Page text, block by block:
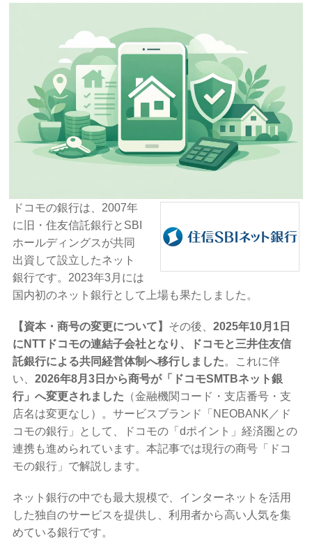
ドコモの銀行は、2007年
に旧・住友信託銀行とSBI
ホールディングスが共同
出資して設立したネット
銀行です。2023年3月には
国内初のネット銀行として上場も果たしました。
【資本・商号の変更について】 その後、2025年10月1日
にNTTドコモの連結子会社となり、ドコモと三井住友信
託銀行による共同経営体制へ移行しました。これに伴
い、2026年8月3日から商号が「ドコモSMTBネット銀
行」へ変更されました （金融機関コード・支店番号・支
店名は変更なし）。サービスブランド「NEOBANK／ド
コモの銀行」として、ドコモの「dポイント」経済圏との
連携も進められています。本記事では現行の商号「ドコ
モの銀行」で解説します。
ネット銀行の中でも最大規模で、インターネットを活用
した独自のサービスを提供し、利用者から高い人気を集
めている銀行です。